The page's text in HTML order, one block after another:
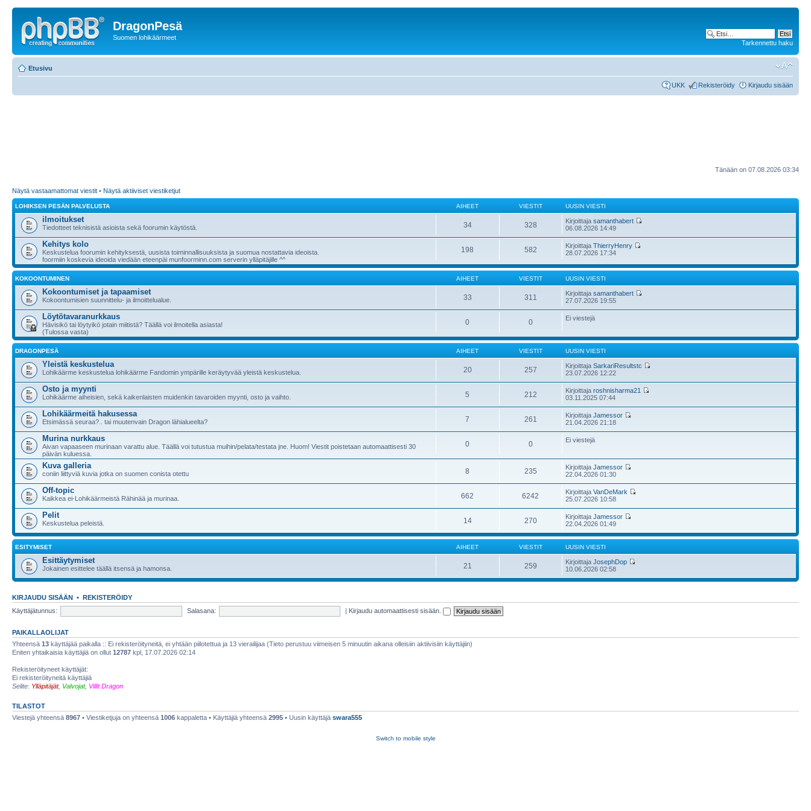
DragonPesä
Suomen lohikäärmeet
Tarkennettu haku
Etusivu
UKK Rekisteröidy Kirjaudu sisään
Tänään on 07.08.2026 03:34
Näytä vastaamattomat viestit • Näytä aktiiviset viestiketjut
LOHIKSEN PESÄN PALVELUSTA AIHEET VIESTIT UUSIN VIESTI
ilmoitukset
Tiedotteet teknisistä asioista sekä foorumin käytöstä. 34 328 Kirjoittajasamanthabert
06.08.2026 14:49
Kehitys kolo
Keskustelua foorumin kehityksestä, uusista toiminnallisuuksista ja suomua nostattavia ideoista.
foormiin koskevia ideoida viedään eteenpäi munfoorminn.com serverin ylläpitäjille ^^
198 582 KirjoittajaThierryHenry
28.07.2026 17:34
KOKOONTUMINEN AIHEET VIESTIT UUSIN VIESTI
Kokoontumiset ja tapaamiset
Kokoontumisien suunnittelu- ja ilmoittelualue. 33 311 Kirjoittajasamanthabert
27.07.2026 19:55
Löytötavaranurkkaus
Hävisikö tai löytyikö jotain miitistä? Täällä voi ilmoitella asiasta!
(Tulossa vasta)
0 0 Ei viestejä
DRAGONPESÄ AIHEET VIESTIT UUSIN VIESTI
Yleistä keskustelua
Lohikäärme keskustelua lohikäärme Fandomin ympärille keräytyvää yleistä keskustelua. 20 257 KirjoittajaSarkariResultstc
23.07.2026 12:22
Osto ja myynti
Lohikäärme aiheisien, sekä kaikenlaisten muidenkin tavaroiden myynti, osto ja vaihto. 5 212 Kirjoittajaroshnisharma21
03.11.2025 07:44
Lohikäärmeitä hakusessa
Etsimässä seuraa?.. tai muutenvain Dragon lähialueelta? 7 261 KirjoittajaJamessor
21.04.2026 21:18
Murina nurkkaus
Aivan vapaaseen murinaan varattu alue. Täällä voi tutustua muihin/pelata/testata jne. Huom! Viestit poistetaan automaattisesti 30
päivän kuluessa.
0 0 Ei viestejä
Kuva galleria
coniin liittyviä kuvia jotka on suomen conista otettu 8 235 KirjoittajaJamessor
22.04.2026 01:30
Off-topic
Kaikkea ei-Lohikäärmeistä Rähinää ja murinaa. 662 6242 KirjoittajaVanDeMark
25.07.2026 10:58
Pelit
Keskustelua peleistä. 14 270 KirjoittajaJamessor
22.04.2026 01:49
ESITYMISET AIHEET VIESTIT UUSIN VIESTI
Esittäytymiset
Jokainen esittelee täällä itsensä ja hamonsa. 21 259 KirjoittajaJosephDop
10.06.2026 02:58
KIRJAUDU SISÄÄN • REKISTERÖIDY
Käyttäjätunnus:
Salasana: | Kirjaudu automaattisesti sisään.
PAIKALLAOLIJAT
Yhteensä 13 käyttäjää paikalla :: Ei rekisteröityneitä, ei yhtään piilotettua ja 13 vierailijaa (Tieto perustuu viimeisen 5 minuutin aikana olleisiin aktiivisiin käyttäjiin)
Eniten yhtaikaisia käyttäjiä on ollut 12787 kpl, 17.07.2026 02:14
Rekisteröityneet käyttäjät:
Ei rekisteröityneitä käyttäjiä
Selite: Ylläpitäjät, Valvojat, Villit Dragon
TILASTOT
Viestejä yhteensä 8967 • Viestiketjuja on yhteensä 1006 kappaletta • Käyttäjiä yhteensä 2995 • Uusin käyttäjä swara555
Switch to mobile style